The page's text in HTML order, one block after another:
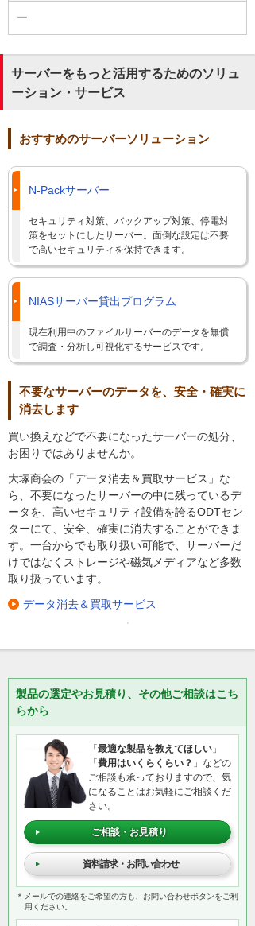
ー
サーバーをもっと活用するためのソリュ
ーション・サービス
おすすめのサーバーソリューション
N-Packサーバー
セキュリティ対策、バックアップ対策、停電対
策をセットにしたサーバー。面倒な設定は不要
で高いセキュリティを保持できます。
NIASサーバー貸出プログラム
現在利用中のファイルサーバーのデータを無償
で調査・分析し可視化するサービスです。
不要なサーバーのデータを、安全・確実に
消去します
買い換えなどで不要になったサーバーの処分、
お困りではありませんか。
大塚商会の「データ消去＆買取サービス」な
ら、不要になったサーバーの中に残っているデ
ータを、高いセキュリティ設備を誇るODTセン
ターにて、安全、確実に消去することができま
す。一台からでも取り扱い可能で、サーバーだ
けではなくストレージや磁気メディアなど多数
取り扱っています。
データ消去＆買取サービス
製品の選定やお見積り、その他ご相談はこち
らから
「最適な製品を教えてほしい 」
「費用はいくらくらい？ 」などの
ご相談も承っておりますので、気
になることはお気軽にご相談くだ
さい。
ご相談・お見積り
資料請求・お問い合わせ
＊メールでの連絡をご希望の方も、お問い合わせボタンをご利
用ください。